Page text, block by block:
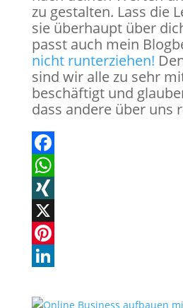
zu gestalten. Lass die
sie überhaupt über
passt auch mein
nicht runterziehen!
sind wir alle zu sehr
beschäftigt und
dass andere über uns
F
a
e
b
o
W
h
a
A
X
N
X
P
n
i